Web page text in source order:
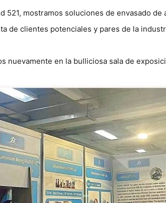
521, mostramos soluciones de envasado
de clientes potenciales y pares de la
nuevamente en la bulliciosa sala de